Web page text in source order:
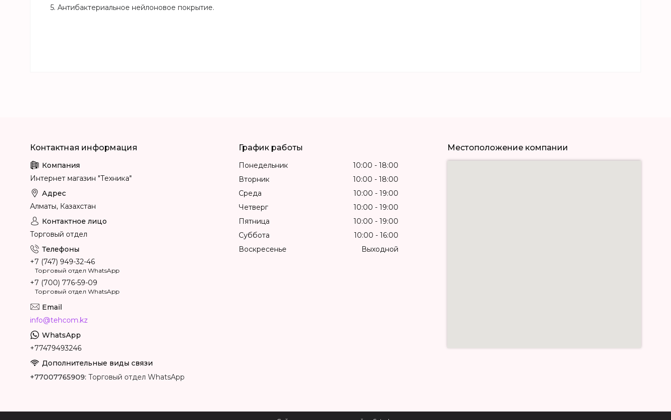
5. Антибактериальное нейлоновое покрытие.
Интернет магазин "Техника"
Алматы, Казахстан
Торговый отдел
+7 (747) 949-32-46
Торговый отдел WhatsApp
+7 (700) 776-59-09
Торговый отдел WhatsApp
info@tehcom.kz
+77479493246
+77007765909 Торговый отдел WhatsApp
График работы
Понедельник 10:00
18:00
Вторник
10:00
18:00
Среда
10:00
19:00
Четверг
10:00
19:00
Пятница
10:00
19:00
Суббота
10:00
16:00
Воскресенье
Выходной
Местоположение компании